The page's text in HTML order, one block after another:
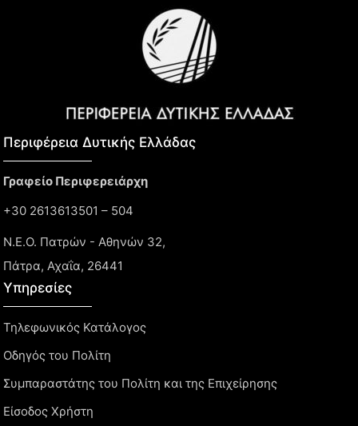
Περιφέρεια Δυτικής Ελλάδας​
Γραφείο Περιφερειάρχη
+30 2613613501 – 504
Ν.Ε.Ο. Πατρών - Αθηνών 32,
Πάτρα, Αχαΐα, 26441
Υπηρεσίες
Τηλεφωνικός Κατάλογος
Οδηγός του Πολίτη
Συμπαραστάτης του Πολίτη και της Επιχείρησης
Είσοδος Χρήστη